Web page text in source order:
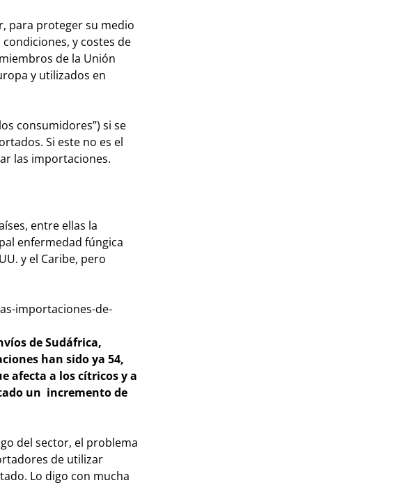
para proteger su medio
y costes de
de la Unión
y utilizados en
consumidores”) si se
Si este no es el
las importaciones.
entre ellas la
enfermedad fúngica
y el Caribe, pero
importaciones-de-
de Sudáfrica,
han sido ya 54,
afecta a los cítricos y a
un incremento de
del sector, el problema
de utilizar
Lo digo con mucha